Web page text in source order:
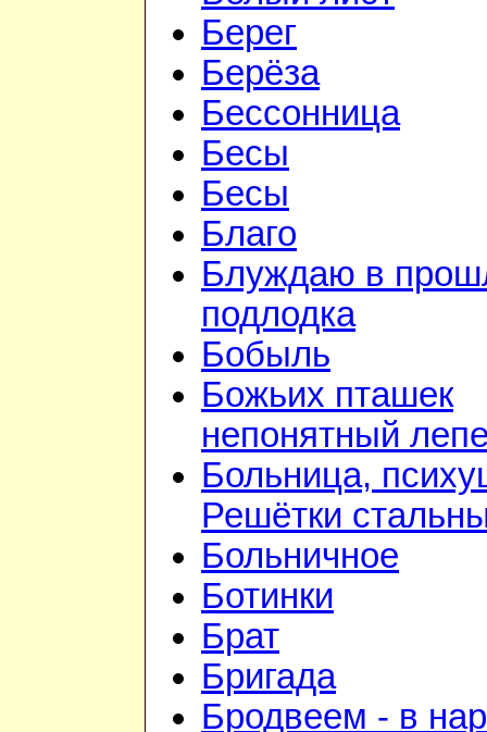
Берег
Берёза
Бессонница
Бесы
Бесы
Благо
Блуждаю в
подлодка
Бобыль
Божьих пташек
непонятный
Больница,
Решётки
Больничное
Ботинки
Брат
Бригада
Бродвеем - в